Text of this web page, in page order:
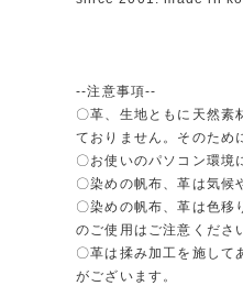
--注意事項--
〇革、生地ともに天然素
ておりません。そのため
〇お使いのパソコン環境
〇染めの帆布、革は気候
〇染めの帆布、革は色移
のご使用はご注意くださ
〇革は揉み加工を施して
がございます。